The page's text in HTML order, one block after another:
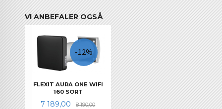
VI ANBEFALER OGSÅ
FLEXIT AURA ONE WIFI
160 SORT
Tilbud
7 189,00 8 190,00Rabatt
-12%